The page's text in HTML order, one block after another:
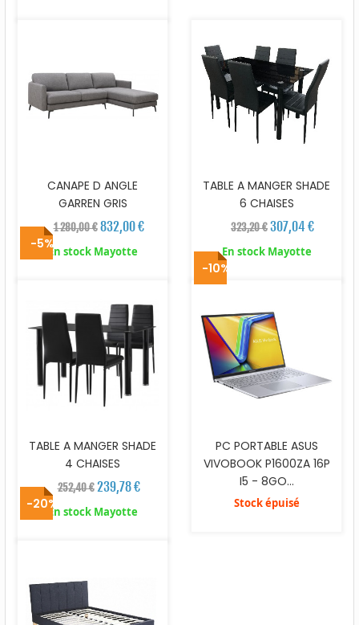
CANAPE D ANGLE
GARREN GRIS
1 280,00 € 832,00 €
En stock Mayotte
TABLE A MANGER SHADE
6 CHAISES
323,20 €307,04 €
En stock Mayotte
-5%
TABLE A MANGER SHADE
4 CHAISES
252,40 € 239,78 €
En stock Mayotte
-10%
PC PORTABLE ASUS
VIVOBOOK P1600ZA 16P
I5 - 8GO...
Stock épuisé
-20%